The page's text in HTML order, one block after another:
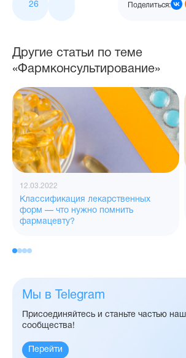
26 Поделиться:
Другие статьи по теме
«Фармконсультирование»
12.03.2022
Классификация лекарственных
форм — что нужно помнить
фармацевту?
Мы в Telegram
Присоединяйтесь и станьте частью
сообщества!
Перейти